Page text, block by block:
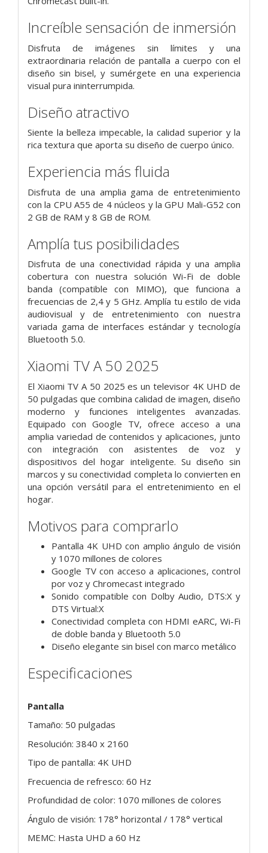
Increíble sensación de inmersión
Disfruta de imágenes sin límites y una
extraordinaria relación de pantalla a cuerpo con el
diseño sin bisel, y sumérgete en una experiencia
visual pura ininterrumpida.
Diseño atractivo
Siente la belleza impecable, la calidad superior y la
rica textura que aporta su diseño de cuerpo único.
Experiencia más fluida
Disfruta de una amplia gama de entretenimiento
con la CPU A55 de 4 núcleos y la GPU Mali-G52 con
2 GB de RAM y 8 GB de ROM.
Amplía tus posibilidades
Disfruta de una conectividad rápida y una amplia
cobertura con nuestra solución Wi-Fi de doble
banda (compatible con MIMO), que funciona a
frecuencias de 2,4 y 5 GHz. Amplía tu estilo de vida
audiovisual y de entretenimiento con nuestra
variada gama de interfaces estándar y tecnología
Bluetooth 5.0.
Xiaomi TV A 50 2025
El Xiaomi TV A 50 2025 es un televisor 4K UHD de
50 pulgadas que combina calidad de imagen, diseño
moderno y funciones inteligentes avanzadas.
Equipado con Google TV, ofrece acceso a una
amplia variedad de contenidos y aplicaciones, junto
con integración con asistentes de voz y
dispositivos del hogar inteligente. Su diseño sin
marcos y su conectividad completa lo convierten en
una opción versátil para el entretenimiento en el
hogar.
Motivos para comprarlo
Pantalla 4K UHD con amplio ángulo de visión
y 1070 millones de colores
Google TV con acceso a aplicaciones, control
por voz y Chromecast integrado
Sonido compatible con Dolby Audio, DTS:X y
DTS Virtual:X
Conectividad completa con HDMI eARC, Wi-Fi
de doble banda y Bluetooth 5.0
Diseño elegante sin bisel con marco metálico
Especificaciones
Pantalla
Tamaño: 50 pulgadas
Resolución: 3840 x 2160
Tipo de pantalla: 4K UHD
Frecuencia de refresco: 60 Hz
Profundidad de color: 1070 millones de colores
Ángulo de visión: 178° horizontal / 178° vertical
MEMC: Hasta UHD a 60 Hz